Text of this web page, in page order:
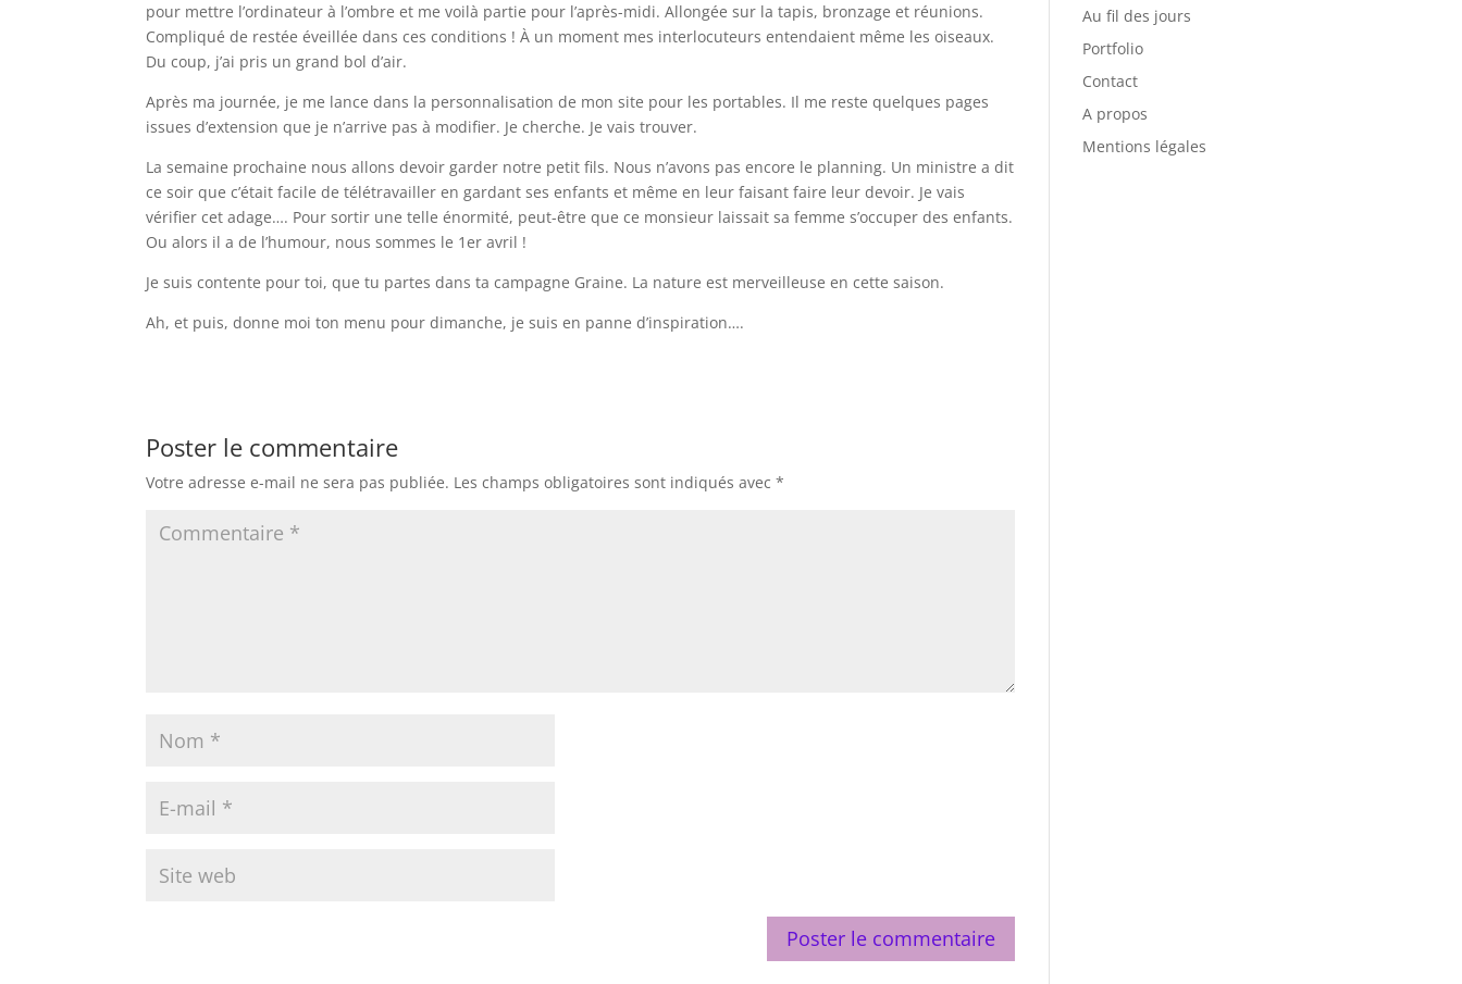
pour mettre l’ordinateur à l’ombre et me voilà partie pour l’après-midi. Allongée sur la tapis, bronzage et réunions.
Compliqué de restée éveillée dans ces conditions ! À un moment mes interlocuteurs entendaient même les oiseaux.
Du coup, j’ai pris un grand bol d’air.
Après ma journée, je me lance dans la personnalisation de mon site pour les portables. Il me reste quelques pages
issues d’extension que je n’arrive pas à modifier. Je cherche. Je vais trouver.
La semaine prochaine nous allons devoir garder notre petit fils. Nous n’avons pas encore le planning. Un ministre a dit
ce soir que c’était facile de télétravailler en gardant ses enfants et même en leur faisant faire leur devoir. Je vais
vérifier cet adage…. Pour sortir une telle énormité, peut-être que ce monsieur laissait sa femme s’occuper des enfants.
Ou alors il a de l’humour, nous sommes le 1er avril !
Je suis contente pour toi, que tu partes dans ta campagne Graine. La nature est merveilleuse en cette saison.
Ah, et puis, donne moi ton menu pour dimanche, je suis en panne d’inspiration….
Poster le commentaire
Votre adresse e-mail ne sera pas publiée. Les champs obligatoires sont indiqués avec*
Au fil des jours
Portfolio
Contact
A propos
Mentions légales